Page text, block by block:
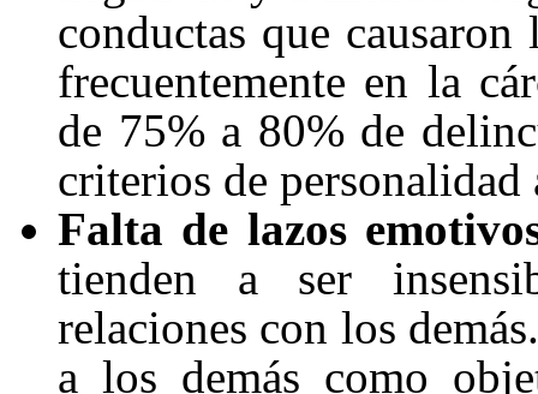
conductas que
frecuentemente en la
de 75% a 80% de
criterios de personalidad
Falta de lazos
tienden a ser
relaciones con los
a los demás como